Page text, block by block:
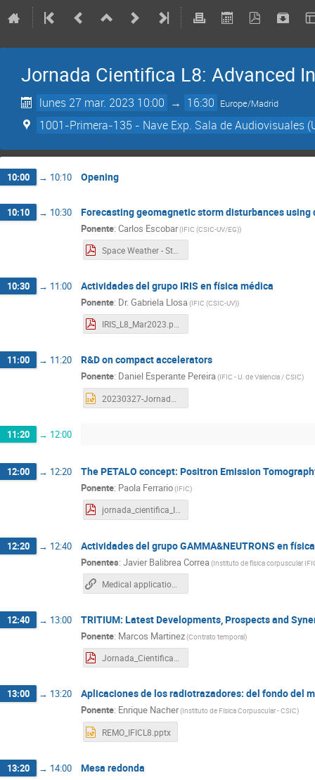
Jornada Cientifica L8: Advanced
lunes 27 mar. 2023 10:00 → 16:30 Europe/Madrid
1001-Primera-135 - Nave Exp. Sala de Audiovisuales
10:00 → 10:10 Opening
10:10 → 10:30 Forecasting geomagnetic storm disturbances using
Ponente: Carlos Escobar(IFIC (CSIC-UV/EG))
Space Weather - Status of the project - 27.03.2023.pdf
10:30 → 11:00 Actividades del grupo IRIS en física médica
Ponente: Dr.Gabriela Llosa(IFIC (CSIC-UV))
IRIS_L8_Mar2023.pdf
11:00 → 11:20 R&D on compact accelerators
Ponente: Daniel Esperante Pereira(IFIC - U. de Valencia / CSIC)
11:20 → 12:00
12:00 → 12:20 The PETALO concept: Positron Emission
Ponente: Paola Ferrario(IFIC)
jornada_cientifica_IFIC_petalo.pdf
12:20 → 12:40 Actividades del grupo GAMMA&NEUTRONS en
Ponentes: Javier Balibrea Correa(Instituto de física corpuscular
Medical applications in the Gamma-ray and Neutron Spectroscopy Group
12:40 → 13:00 TRITIUM: Latest Developments, Prospects and
Ponente: Marcos Martinez(Contrato temporal)
Jornada_Cientifica_L8_IFIC_Marcos_Martinez_Roig_27_03_2023.pdf
13:00 → 13:20 Aplicaciones de los radiotrazadores: del fondo del
Ponente: Enrique Nacher(Instituto de Física Corpuscular - CSIC)
REMO_IFICL8.pptx
13:20 → 14:00 Mesa redonda